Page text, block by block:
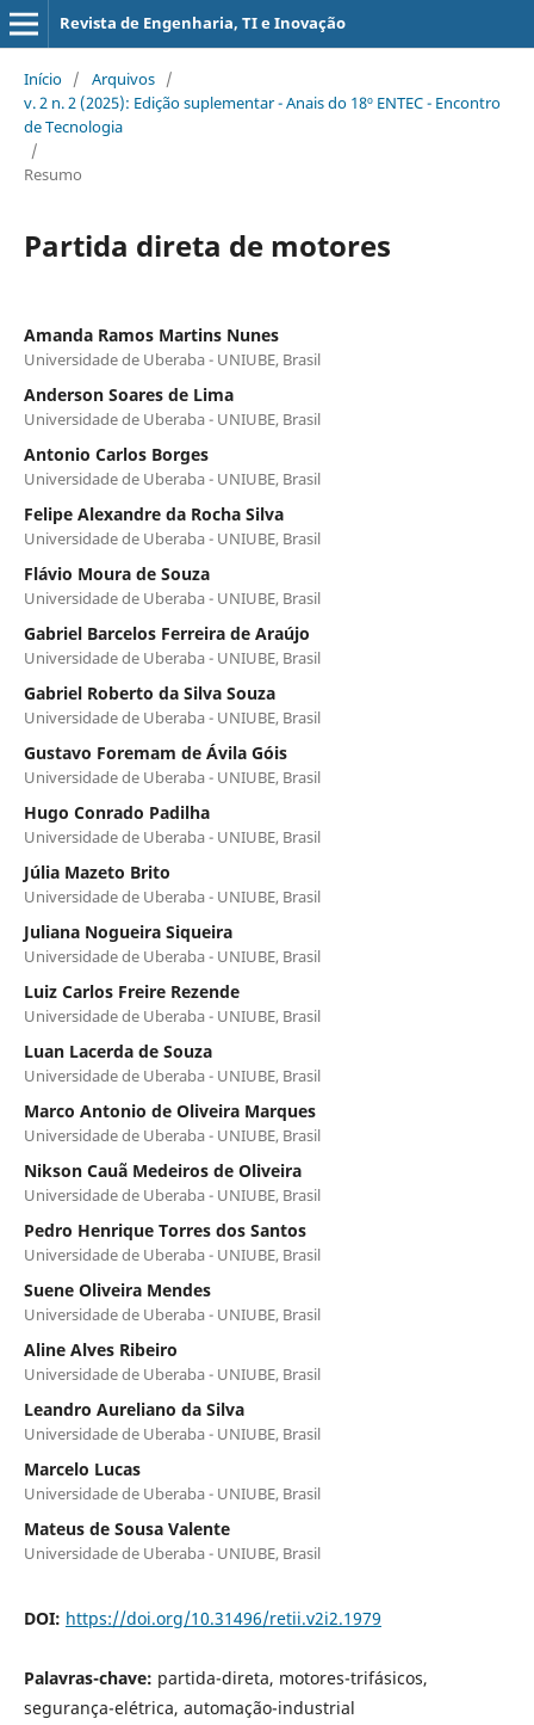
Revista de Engenharia, TI e Inovação
Início / Arquivos /
v. 2 n. 2 (2025): Edição suplementar - Anais do 18º ENTEC - Encontro
de Tecnologia
/
Resumo
Partida direta de motores
Amanda Ramos Martins Nunes
Universidade de Uberaba - UNIUBE, Brasil
Anderson Soares de Lima
Universidade de Uberaba - UNIUBE, Brasil
Antonio Carlos Borges
Universidade de Uberaba - UNIUBE, Brasil
Felipe Alexandre da Rocha Silva
Universidade de Uberaba - UNIUBE, Brasil
Flávio Moura de Souza
Universidade de Uberaba - UNIUBE, Brasil
Gabriel Barcelos Ferreira de Araújo
Universidade de Uberaba - UNIUBE, Brasil
Gabriel Roberto da Silva Souza
Universidade de Uberaba - UNIUBE, Brasil
Gustavo Foremam de Ávila Góis
Universidade de Uberaba - UNIUBE, Brasil
Hugo Conrado Padilha
Universidade de Uberaba - UNIUBE, Brasil
Júlia Mazeto Brito
Universidade de Uberaba - UNIUBE, Brasil
Juliana Nogueira Siqueira
Universidade de Uberaba - UNIUBE, Brasil
Luiz Carlos Freire Rezende
Universidade de Uberaba - UNIUBE, Brasil
Luan Lacerda de Souza
Universidade de Uberaba - UNIUBE, Brasil
Marco Antonio de Oliveira Marques
Universidade de Uberaba - UNIUBE, Brasil
Nikson Cauã Medeiros de Oliveira
Universidade de Uberaba - UNIUBE, Brasil
Pedro Henrique Torres dos Santos
Universidade de Uberaba - UNIUBE, Brasil
Suene Oliveira Mendes
Universidade de Uberaba - UNIUBE, Brasil
Aline Alves Ribeiro
Universidade de Uberaba - UNIUBE, Brasil
Leandro Aureliano da Silva
Universidade de Uberaba - UNIUBE, Brasil
Marcelo Lucas
Universidade de Uberaba - UNIUBE, Brasil
Mateus de Sousa Valente
Universidade de Uberaba - UNIUBE, Brasil
DOI: https://doi.org/10.31496/retii.v2i2.1979
Palavras-chave: partida-direta, motores-trifásicos,
segurança-elétrica, automação-industrial